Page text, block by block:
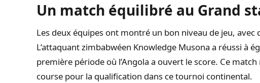
Un match équilibré au Grand
Les deux équipes ont montré un bon niveau de jeu, avec
L’attaquant zimbabwéen Knowledge Musona a réussi à
première période où l’Angola a ouvert le score. Ce
course pour la qualification dans ce tournoi continental.